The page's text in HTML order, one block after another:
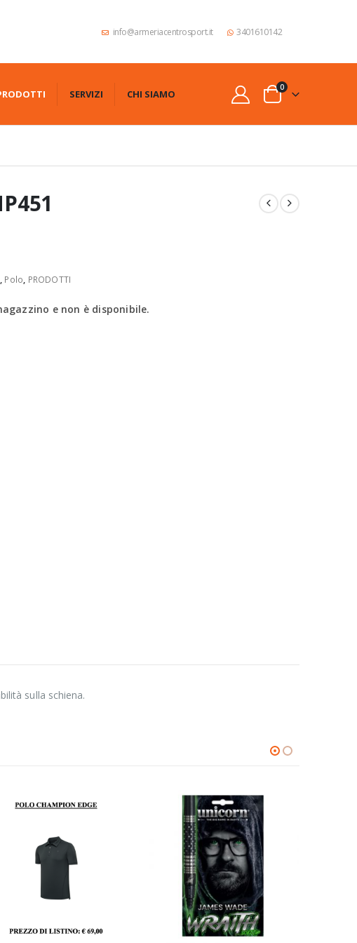
info@armeriacentrosport.it 3401610142
SERVIZI CHI SIAMO
0
, Polo, PRODOTTI
e non è disponibile.
sulla schiena.